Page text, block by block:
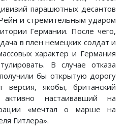
парашютных десантов
и стремительным ударом
Германии. После чего,
в плен немецких солдат и
характер и Германия
В случае отказа
бы открытую дорогу
версия, якобы, британский
настаивавший на
«мечтал о марше на
Гитлера».